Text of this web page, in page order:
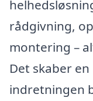
rådgivning,
montering –
Det skaber
indretningen